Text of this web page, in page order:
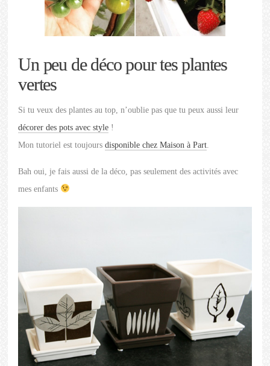
Un peu de déco pour tes plantes
vertes
Si tu veux des plantes au top, n’oublie pas que tu peux aussi leur
décorer des pots avec style !
Mon tutoriel est toujoursdisponible chez Maison à Part.
Bah oui, je fais aussi de la déco, pas seulement des activités avec
mes enfants